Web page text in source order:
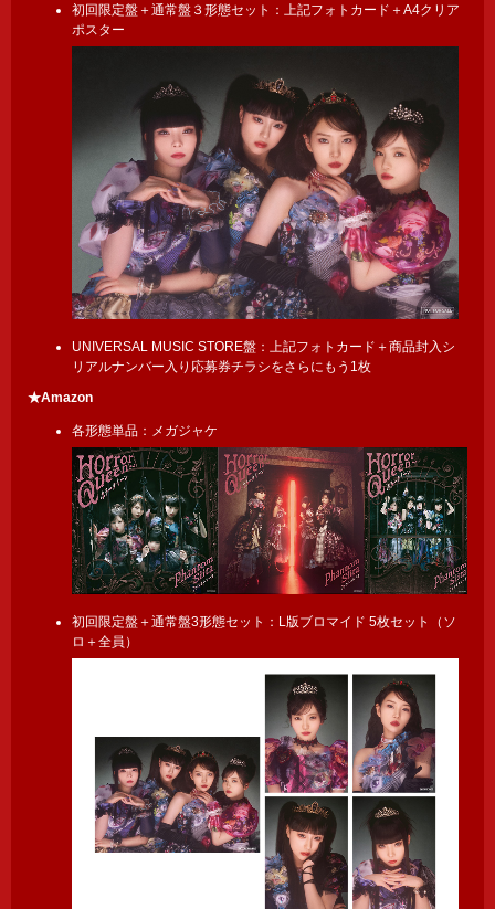
初回限定盤＋通常盤３形態セット：上記フォトカード＋A4クリア
ポスター
UNIVERSAL MUSIC STORE盤：上記フォトカード＋商品封入シ
リアルナンバー入り応募券チラシをさらにもう1枚
★Amazon
各形態単品：メガジャケ
初回限定盤＋通常盤3形態セット：L版ブロマイド 5枚セット（ソ
ロ＋全員）